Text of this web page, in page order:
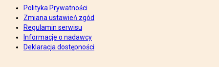
Polityka Prywatności
Zmiana ustawień zgód
Regulamin serwisu
Informacje o nadawcy
Deklaracja dostępności